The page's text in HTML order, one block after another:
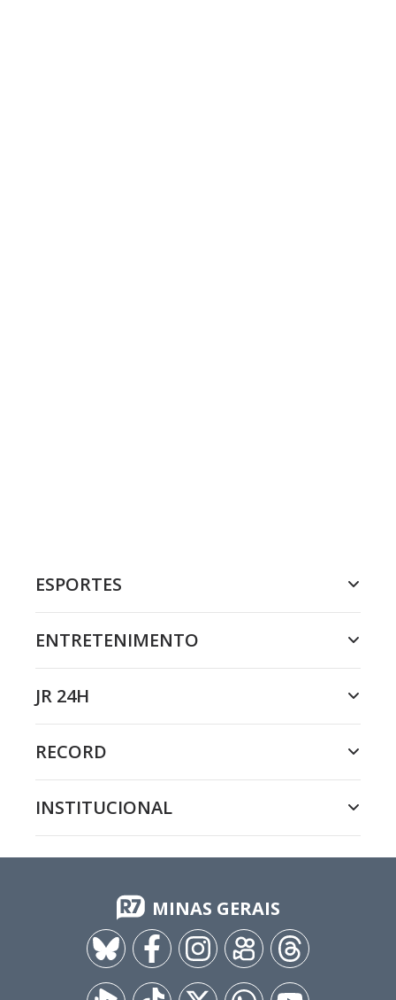
ESPORTES
ENTRETENIMENTO
JR 24H
RECORD
INSTITUCIONAL
MINAS GERAIS